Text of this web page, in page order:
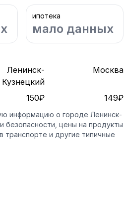
ипотека
мало данных
Ленинск-
Кузнецкий
Москва
150₽ 149₽
информацию о городе Ленинск-
безопасности, цены на продукты
транспорте и другие типичные